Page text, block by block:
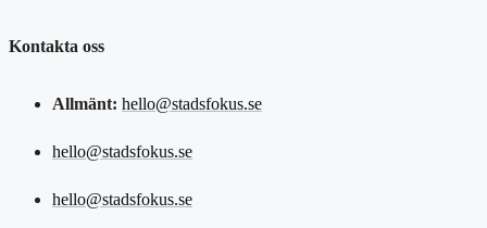
Kontakta oss
Allmänt: hello@stadsfokus.se
hello@stadsfokus.se
hello@stadsfokus.se